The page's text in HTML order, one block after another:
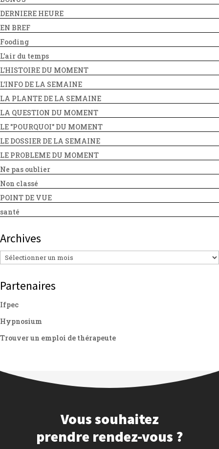
DERNIERE HEURE
EN BREF
Fooding
L'air du temps
L'HISTOIRE DU MOMENT
L'INFO DE LA SEMAINE
LA PLANTE DE LA SEMAINE
LA QUESTION DU MOMENT
LE "POURQUOI" DU MOMENT
LE DOSSIER DE LA SEMAINE
LE PROBLEME DU MOMENT
Ne pas oublier
Non classé
POINT DE VUE
santé
Archives
Archives
Partenaires
Ifpec
Hypnosium
Trouver un emploi de thérapeute
Vous souhaitez
prendre rendez-vous ?